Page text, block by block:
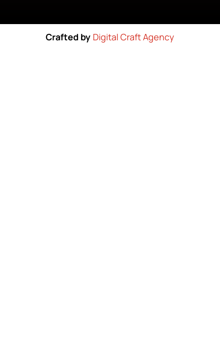
Crafted by Digital Craft Agency